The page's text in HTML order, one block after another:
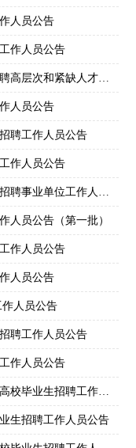
人员公告
作人员公告
2025年重庆市属事业单位第二季度考核招聘高层次和紧缺人才公告
人员公告
聘工作人员公告
作人员公告
2025年上半年重庆青年职业技术学院考核招聘事业单位工作人员公告
人员公告（第一批）
作人员公告
人员公告
人员公告
聘工作人员公告
作人员公告
重庆市忠县教育事业单位面向2025年应届高校毕业生招聘工作人员公告
生招聘工作人员公告